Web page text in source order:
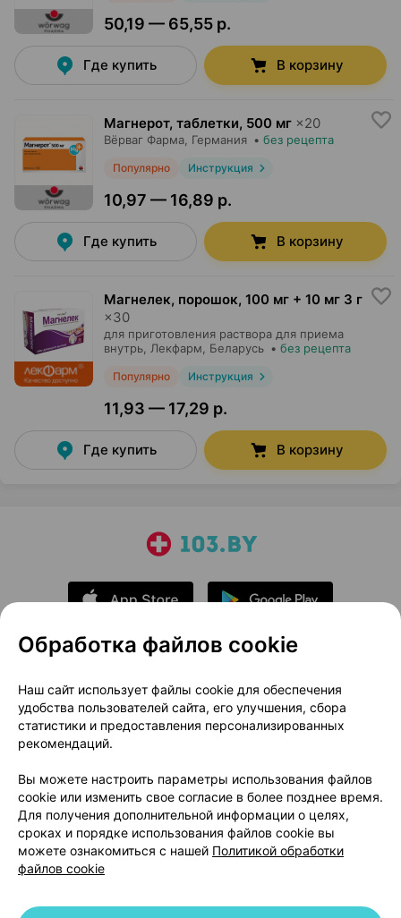
50,19 — 65,55 р.
Где купить В корзину
Магнерот, таблетки, 500 мг ×20
Вёрваг Фарма, Германия • без рецепта
Популярно Инструкция
10,97 — 16,89 р.
Где купить В корзину
Магнелек, порошок, 100 мг + 10 мг 3 г
×30
для приготовления раствора для приема
внутрь, Лекфарм, Беларусь • без рецепта
Популярно Инструкция
11,93 — 17,29 р.
Где купить В корзину
О проекте
Новости проекта
Размещение рекламы
Медицинский маркетинг
Публичный договор
Доставка
Способы оплаты
Вакансии
Партнеры
Написать руководителю 103.by
Написать в поддержку
Персональные настройки Cookie
Обработка файлов cookie
Наш сайт использует файлы cookie для обеспечения
удобства пользователей сайта, его улучшения, сбора
статистики и предоставления персонализированных
рекомендаций.
Вы можете настроить параметры использования файлов
cookie или изменить свое согласие в более позднее время.
Для получения дополнительной информации о целях,
сроках и порядке использования файлов cookie вы
можете ознакомиться с нашей Политикой обработки
файлов cookie